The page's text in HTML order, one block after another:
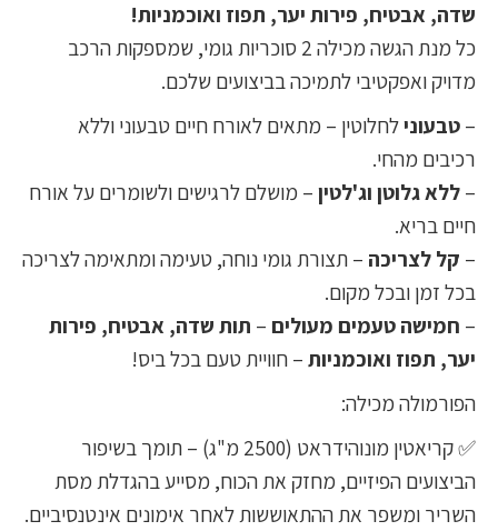
שדה, אבטיח, פירות יער, תפוז ואוכמניות!
כל מנת הגשה מכילה 2 סוכריות גומי, שמספקות הרכב
מדויק ואפקטיבי לתמיכה בביצועים שלכם.
–טבעונילחלוטין – מתאים לאורח חיים טבעוני וללא
רכיבים מהחי.
–ללא גלוטן וג'לטין– מושלם לרגישים ולשומרים על אורח
חיים בריא.
– קל לצריכה – תצורת גומי נוחה, טעימה ומתאימה לצריכה
בכל זמן ובכל מקום.
– חמישה טעמים מעולים – תות שדה, אבטיח, פירות
יער, תפוז ואוכמניות– חוויית טעם בכל ביס!
הפורמולה מכילה:
✅ קריאטין מונוהידראט (2500 מ"ג) – תומך בשיפור
הביצועים הפיזיים, מחזק את הכוח, מסייע בהגדלת מסת
השריר ומשפר את ההתאוששות לאחר אימונים אינטנסיביים.